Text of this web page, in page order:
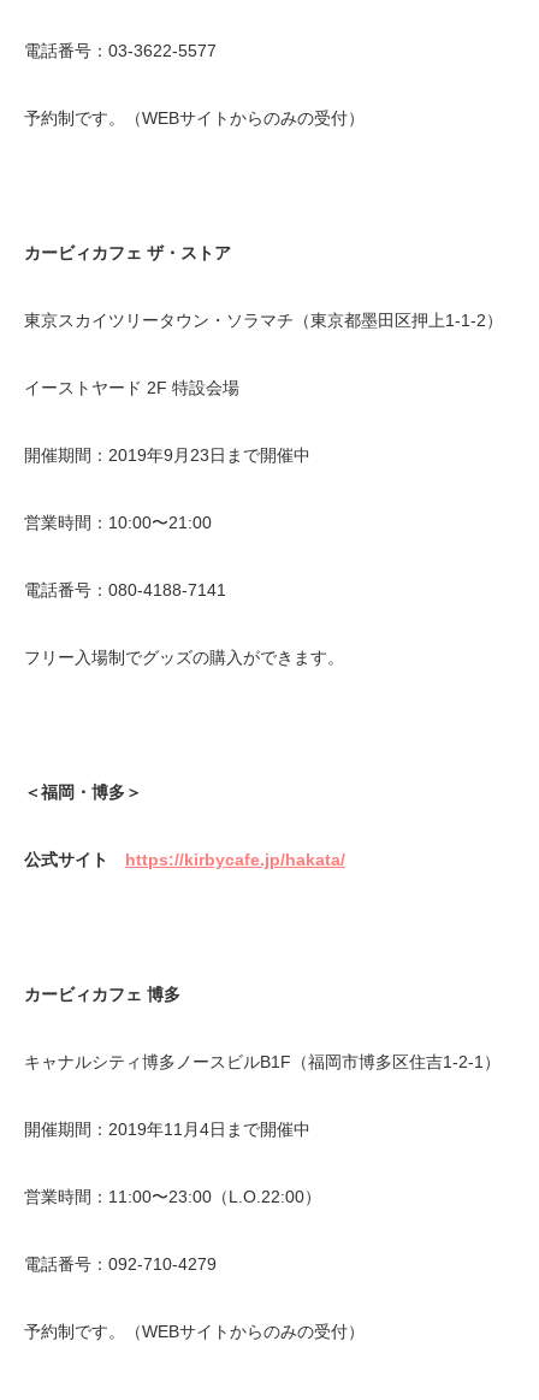
電話番号：03-3622-5577
予約制です。（WEBサイトからのみの受付）
カービィカフェ ザ・ストア
東京スカイツリータウン・ソラマチ（東京都墨田区押上1-1-2）
イーストヤード 2F 特設会場
開催期間：2019年9月23日まで開催中
営業時間：10:00〜21:00
電話番号：080-4188-7141
フリー入場制でグッズの購入ができます。
＜福岡・博多＞
公式サイト https://kirbycafe.jp/hakata/
カービィカフェ 博多
キャナルシティ博多ノースビルB1F（福岡市博多区住吉1-2-1）
開催期間：2019年11月4日まで開催中
営業時間：11:00〜23:00（L.O.22:00）
電話番号：092-710-4279
予約制です。（WEBサイトからのみの受付）